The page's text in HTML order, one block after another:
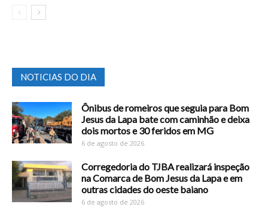
NOTICIAS DO DIA
Ônibus de romeiros que seguia para Bom
Jesus da Lapa bate com caminhão e deixa
dois mortos e 30 feridos em MG
6 de agosto de 2026
Corregedoria do TJBA realizará inspeção
na Comarca de Bom Jesus da Lapa e em
outras cidades do oeste baiano
6 de agosto de 2026